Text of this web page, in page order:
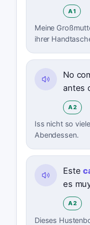
A1
Meine
ihrer
No
antes
A2
Iss nicht so
Abendessen.
Este
es
A2
Dieses